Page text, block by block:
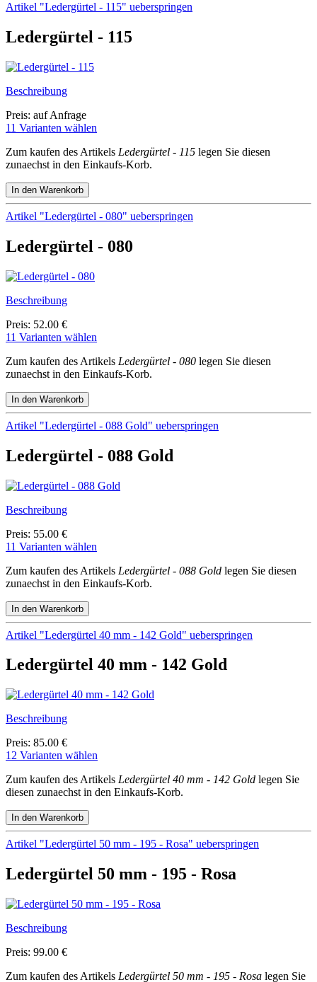
Artikel "Ledergürtel - 115" ueberspringen
Ledergürtel - 115
Beschreibung
Preis: auf Anfrage
11 Varianten wählen
Zum kaufen des Artikels Ledergürtel - 115 legen Sie diesen
zunaechst in den Einkaufs-Korb.
Artikel "Ledergürtel - 080" ueberspringen
Ledergürtel - 080
Beschreibung
Preis: 52.00 €
11 Varianten wählen
Zum kaufen des Artikels Ledergürtel - 080 legen Sie diesen
zunaechst in den Einkaufs-Korb.
Artikel "Ledergürtel - 088 Gold" ueberspringen
Ledergürtel - 088 Gold
Beschreibung
Preis: 55.00 €
11 Varianten wählen
Zum kaufen des Artikels Ledergürtel - 088 Gold legen Sie diesen
zunaechst in den Einkaufs-Korb.
Artikel "Ledergürtel 40 mm - 142 Gold" ueberspringen
Ledergürtel 40 mm - 142 Gold
Beschreibung
Preis: 85.00 €
12 Varianten wählen
Zum kaufen des Artikels Ledergürtel 40 mm - 142 Gold legen Sie
diesen zunaechst in den Einkaufs-Korb.
Artikel "Ledergürtel 50 mm - 195 - Rosa" ueberspringen
Ledergürtel 50 mm - 195 - Rosa
Beschreibung
Preis: 99.00 €
Zum kaufen des Artikels Ledergürtel 50 mm - 195 - Rosa legen Sie